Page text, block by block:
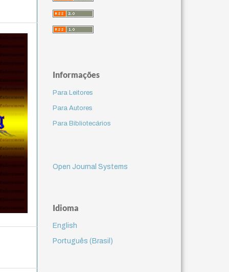
Informações
Para Leitores
Para Autores
Para Bibliotecários
Open Journal Systems
Idioma
English
Português (Brasil)